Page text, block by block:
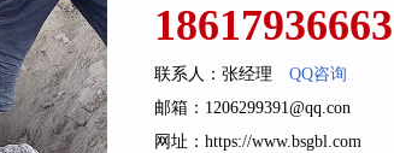
18617936663
联系人：张经理
QQ咨询
邮箱：1206299391@qq.con
网址： https://www.bsgbl.com